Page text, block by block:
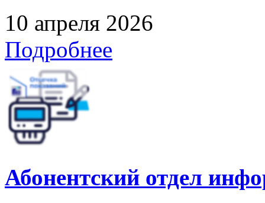
10 апреля 2026
Подробнее
Абонентский отдел